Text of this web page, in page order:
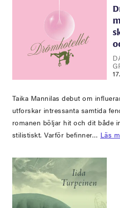
Taika Mannilas debut om
utforskar intressanta samtida
romanen böljar hit och dit både
stilistiskt. Varför befinner… Läs